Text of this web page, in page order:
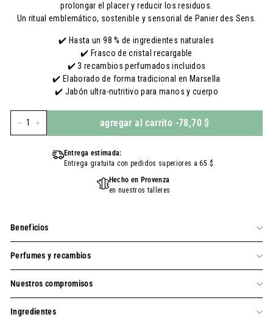
prolongar el placer y reducir los residuos.
Un ritual emblemático, sostenible y sensorial de Panier des Sens.
✔️ Hasta un 98 % de ingredientes naturales
✔️ Frasco de cristal recargable
✔️ 3 recambios perfumados incluidos
✔️ Elaborado de forma tradicional en Marsella
✔️ Jabón ultra-nutritivo para manos y cuerpo
agregar al carrito -78,70 $
Entrega estimada:
Entrega gratuita con pedidos superiores a 65 $.
Hecho en Provenza
en nuestros talleres
Beneficios
Perfumes y recambios
Nuestros compromisos
Ingredientes